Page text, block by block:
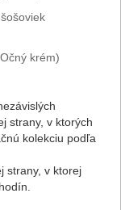
Očný krém)
strany, v ktorých
kolekciu podľa
strany, v ktorej